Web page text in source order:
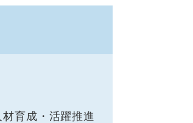
材育成・活躍推進